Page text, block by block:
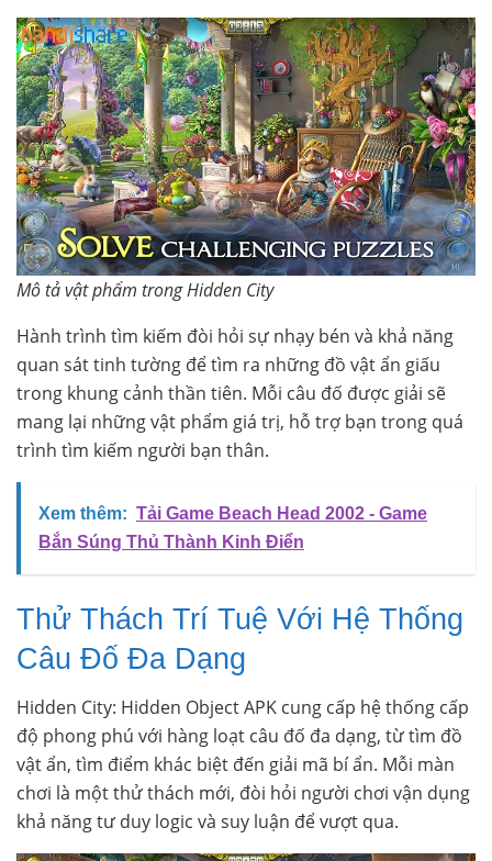
Mô tả vật phẩm trong Hidden City
Hành trình tìm kiếm đòi hỏi sự nhạy bén và khả năng
quan sát tinh tường để tìm ra những đồ vật ẩn giấu
trong khung cảnh thần tiên. Mỗi câu đố được giải sẽ
mang lại những vật phẩm giá trị, hỗ trợ bạn trong quá
trình tìm kiếm người bạn thân.
Xem thêm: Tải Game Beach Head 2002 - Game
Bắn Súng Thủ Thành Kinh Điển
Thử Thách Trí Tuệ Với Hệ Thống
Câu Đố Đa Dạng
Hidden City: Hidden Object APK cung cấp hệ thống cấp
độ phong phú với hàng loạt câu đố đa dạng, từ tìm đồ
vật ẩn, tìm điểm khác biệt đến giải mã bí ẩn. Mỗi màn
chơi là một thử thách mới, đòi hỏi người chơi vận dụng
khả năng tư duy logic và suy luận để vượt qua.